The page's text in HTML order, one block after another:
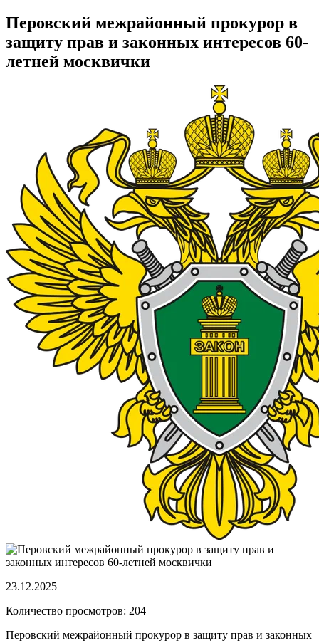
Перовский межрайонный прокурор в
защиту прав и законных интересов 60-
летней москвички
23.12.2025
Количество просмотров: 204
Перовский межрайонный прокурор в защиту прав и законных